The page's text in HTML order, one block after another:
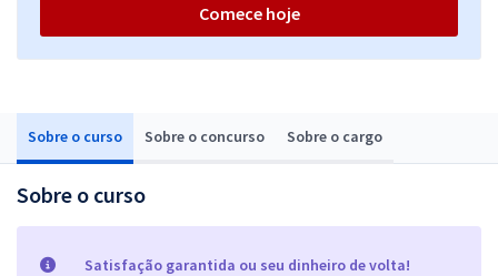
Sobre o curso Sobre o concurso Sobre o cargo
Sobre o curso
Satisfação garantida ou seu dinheiro de volta!
Comece hoje